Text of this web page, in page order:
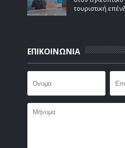
τουριστική
ΕΠΙΚΟΙΝΩΝΙΑ